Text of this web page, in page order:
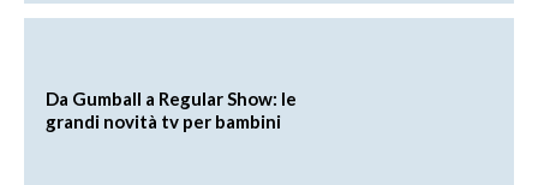
Da Gumball a Regular Show: le
grandi novità tv per bambini